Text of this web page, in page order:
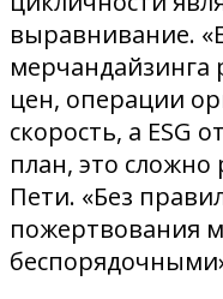
выравнивание.
мерчандайзинга
цен, операции
скорость, а ESG
план, это
Пети. «Без
пожертвования